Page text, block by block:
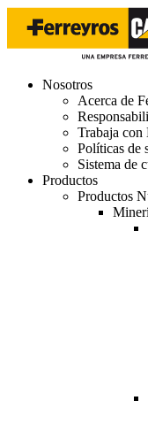
Nosotros
Acerca de
Trabaja con
Políticas de
Sistema de
Productos
Productos